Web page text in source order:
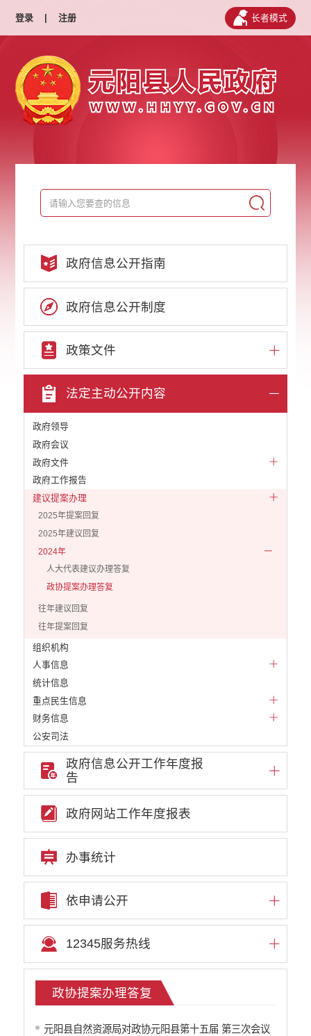
登录 | 注册 长者模式
政府信息公开指南
政府信息公开制度
政策文件
法定主动公开内容
政府领导
政府会议
政府文件
政府工作报告
建议提案办理
2025年提案回复
2025年建议回复
2024年
人大代表建议办理答复
政协提案办理答复
往年建议回复
往年提案回复
组织机构
人事信息
统计信息
重点民生信息
财务信息
公安司法
规划计划
财政预决算
公务员招录
公共资源配置
重大决策预公开
权责清单
行政事项
部门信息公开基本目录
政府信息公开工作年度报
告
政府网站工作年度报表
办事统计
依申请公开
12345服务热线
政协提案办理答复
元阳县自然资源局对政协元阳县第十五届 第三次会议